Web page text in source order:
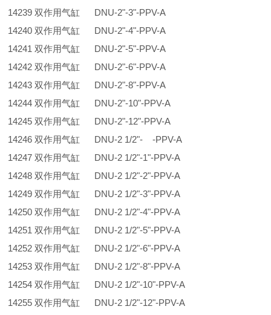
14239 双作用气缸 DNU-2"-3"-PPV-A
14240 双作用气缸 DNU-2"-4"-PPV-A
14241 双作用气缸 DNU-2"-5"-PPV-A
14242 双作用气缸 DNU-2"-6"-PPV-A
14243 双作用气缸 DNU-2"-8"-PPV-A
14244 双作用气缸 DNU-2"-10"-PPV-A
14245 双作用气缸 DNU-2"-12"-PPV-A
14246 双作用气缸 DNU-2 1/2"- -PPV-A
14247 双作用气缸 DNU-2 1/2"-1"-PPV-A
14248 双作用气缸 DNU-2 1/2"-2"-PPV-A
14249 双作用气缸 DNU-2 1/2"-3"-PPV-A
14250 双作用气缸 DNU-2 1/2"-4"-PPV-A
14251 双作用气缸 DNU-2 1/2"-5"-PPV-A
14252 双作用气缸 DNU-2 1/2"-6"-PPV-A
14253 双作用气缸 DNU-2 1/2"-8"-PPV-A
14254 双作用气缸 DNU-2 1/2"-10"-PPV-A
14255 双作用气缸 DNU-2 1/2"-12"-PPV-A